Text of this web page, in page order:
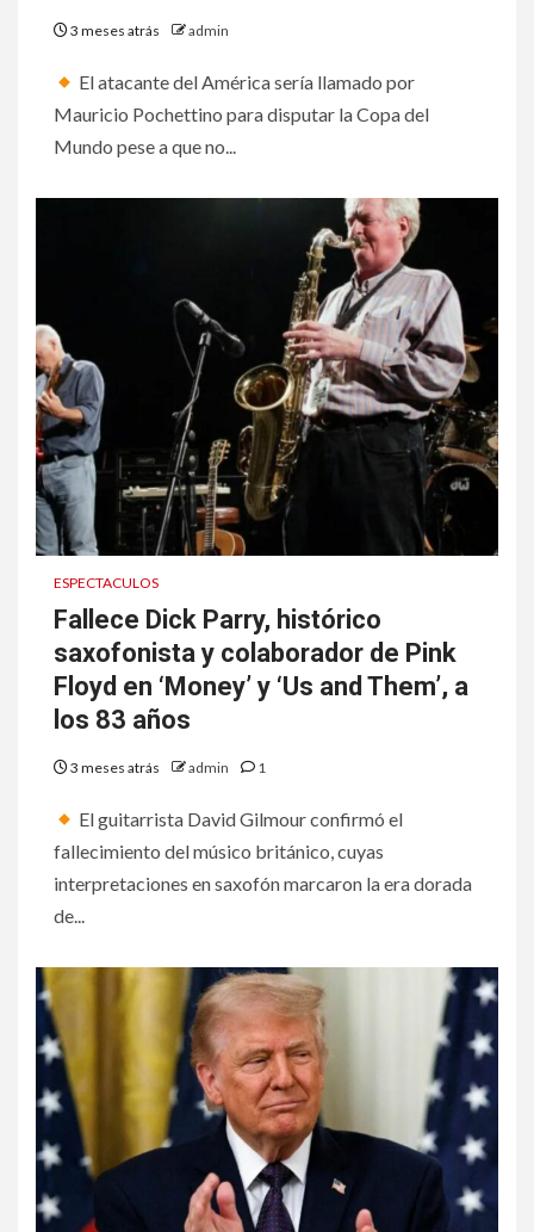
3 meses atrás admin
El atacante del América sería llamado por
Mauricio Pochettino para disputar la Copa del
Mundo pese a que no...
ESPECTACULOS
Fallece Dick Parry, histórico
saxofonista y colaborador de Pink
Floyd en ‘Money’ y ‘Us and Them’, a
los 83 años
3 meses atrás admin 1
El guitarrista David Gilmour confirmó el
fallecimiento del músico británico, cuyas
interpretaciones en saxofón marcaron la era dorada
de...